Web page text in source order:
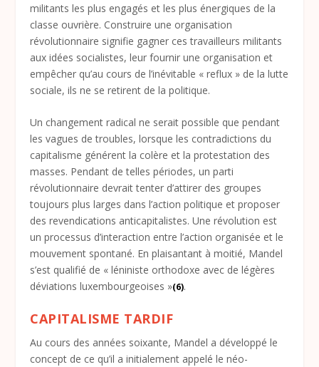
militants les plus engagés et les plus énergiques de la
classe ouvrière. Construire une organisation
révolutionnaire signifie gagner ces travailleurs militants
aux idées socialistes, leur fournir une organisation et
empêcher qu’au cours de l’inévitable « reflux » de la lutte
sociale, ils ne se retirent de la politique.
Un changement radical ne serait possible que pendant
les vagues de troubles, lorsque les contradictions du
capitalisme générent la colère et la protestation des
masses. Pendant de telles périodes, un parti
révolutionnaire devrait tenter d’attirer des groupes
toujours plus larges dans l’action politique et proposer
des revendications anticapitalistes. Une révolution est
un processus d’interaction entre l’action organisée et le
mouvement spontané. En plaisantant à moitié, Mandel
s’est qualifié de « léniniste orthodoxe avec de légères
déviations luxembourgeoises »(6).
CAPITALISME TARDIF
Au cours des années soixante, Mandel a développé le
concept de ce qu’il a initialement appelé le néo-